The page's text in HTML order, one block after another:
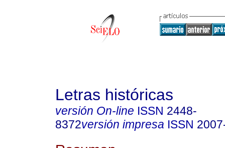
Letras históricas
versión On-line ISSN 2448-
8372versión impresa ISSN